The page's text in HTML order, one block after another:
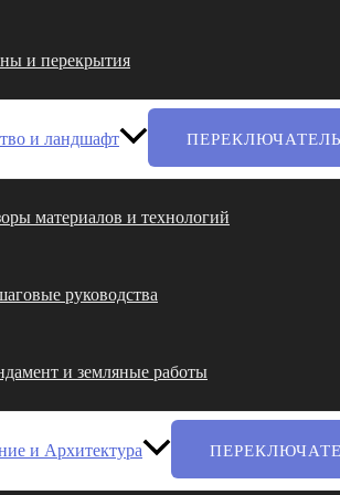
и перекрытия
и ландшафт
материалов и технологий
руководства
и земляные работы
и Архитектура